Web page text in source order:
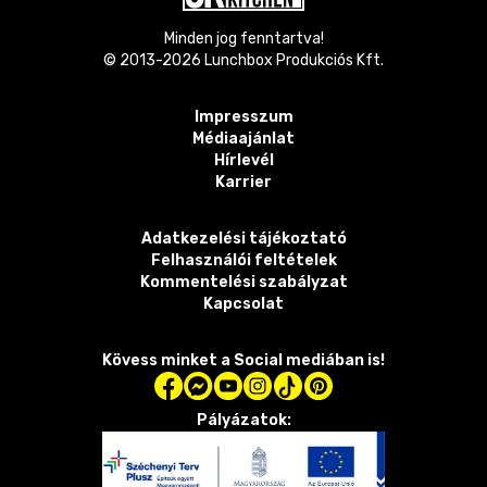
Minden jog fenntartva!
© 2013-2026 Lunchbox Produkciós Kft.
Impresszum
Médiaajánlat
Hírlevél
Karrier
Adatkezelési tájékoztató
Felhasználói feltételek
Kommentelési szabályzat
Kapcsolat
Kövess minket a Social mediában is!
Pályázatok: